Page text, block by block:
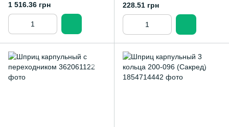
1 516.36 грн
228.51 грн